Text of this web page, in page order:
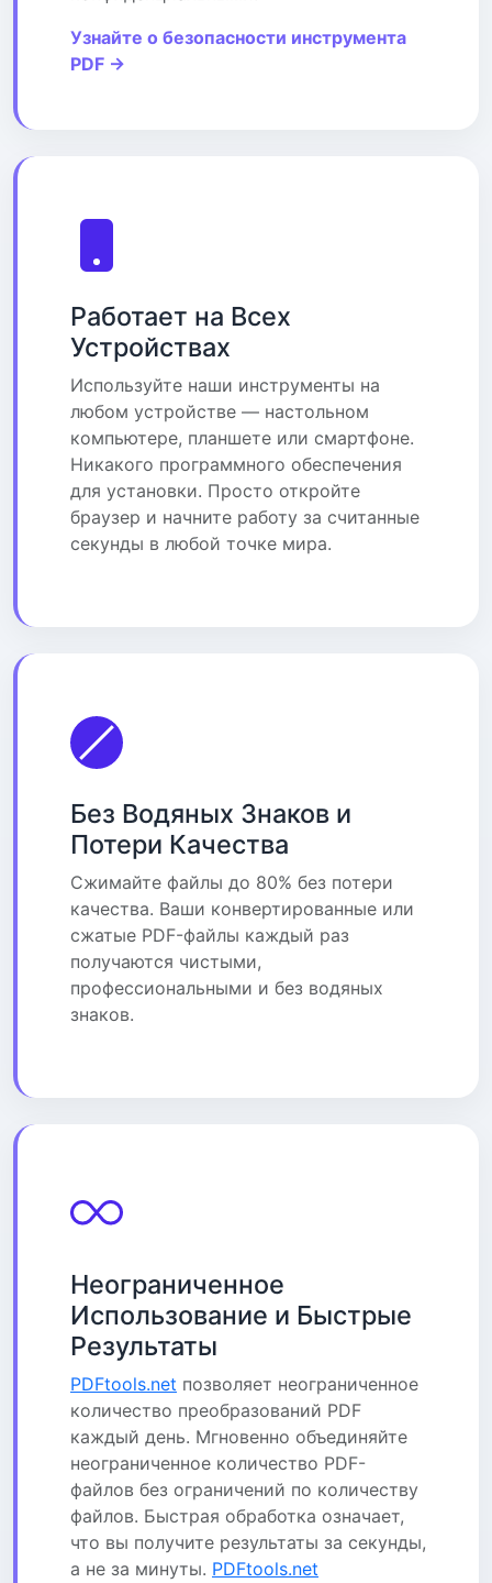
Узнайте о безопасности инструмента
PDF →
Работает на Всех
Устройствах
Используйте наши инструменты на
любом устройстве — настольном
компьютере, планшете или смартфоне.
Никакого программного обеспечения
для установки. Просто откройте
браузер и начните работу за считанные
секунды в любой точке мира.
Без Водяных Знаков и
Потери Качества
Сжимайте файлы до 80% без потери
качества. Ваши конвертированные или
сжатые PDF-файлы каждый раз
получаются чистыми,
профессиональными и без водяных
знаков.
Неограниченное
Использование и Быстрые
Результаты
PDFtools.net позволяет неограниченное
количество преобразований PDF
каждый день. Мгновенно объединяйте
неограниченное количество PDF-
файлов без ограничений по количеству
файлов. Быстрая обработка означает,
что вы получите результаты за секунды,
а не за минуты. PDFtools.net